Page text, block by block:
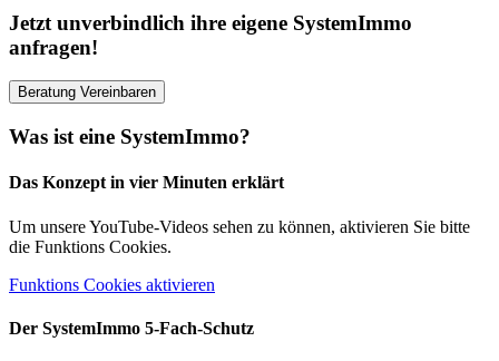
Jetzt unverbindlich ihre eigene SystemImmo
anfragen!
Beratung Vereinbaren
Was ist eine SystemImmo?
Das Konzept in vier Minuten erklärt
Um unsere YouTube-Videos sehen zu können, aktivieren Sie bitte
die Funktions Cookies.
Funktions Cookies aktivieren
Der SystemImmo 5-Fach-Schutz